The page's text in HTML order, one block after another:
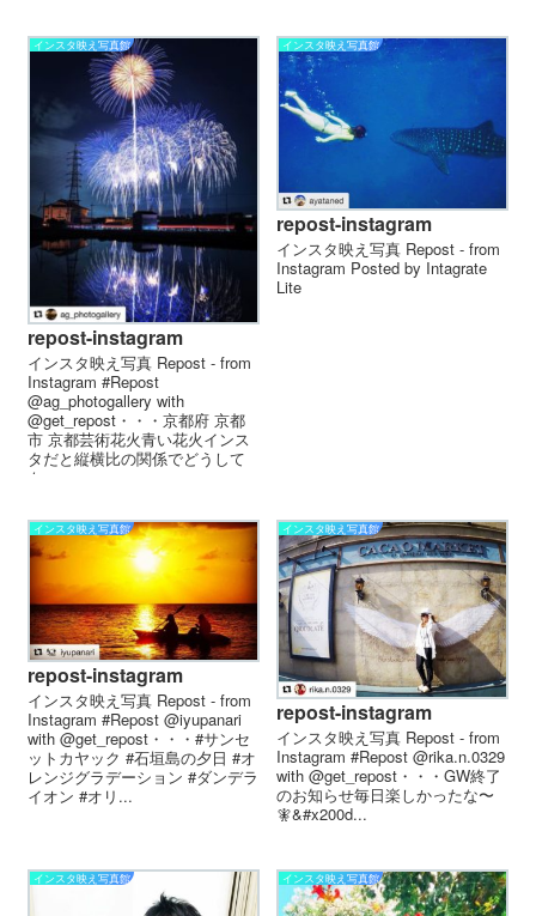
インスタ映え写真館
repost-instagram
インスタ映え写真 Repost - from
Instagram #Repost
@ag_photogallery with
@get_repost・・・京都府 京都
市 京都芸術花火︎青い花火︎インス
タだと縦横比の関係でどうして
も...
インスタ映え写真館
repost-instagram
インスタ映え写真 Repost - from
Instagram Posted by Intagrate
Lite
インスタ映え写真館
repost-instagram
インスタ映え写真 Repost - from
Instagram #Repost @iyupanari
with @get_repost・・・#サンセ
ットカヤック #石垣島の夕日 #オ
レンジグラデーション #ダンデラ
イオン #オリ...
インスタ映え写真館
repost-instagram
インスタ映え写真 Repost - from
Instagram #Repost @rika.n.0329
with @get_repost・・・GW終了
のお知らせ️毎日楽しかったな〜
🧚&#x200d...
インスタ映え写真館 インスタ映え写真館